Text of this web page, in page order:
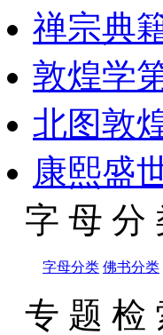
禅宗典
敦煌学
北图敦
康熙盛
字 母 分
字母分类 佛书分类
专 题 检